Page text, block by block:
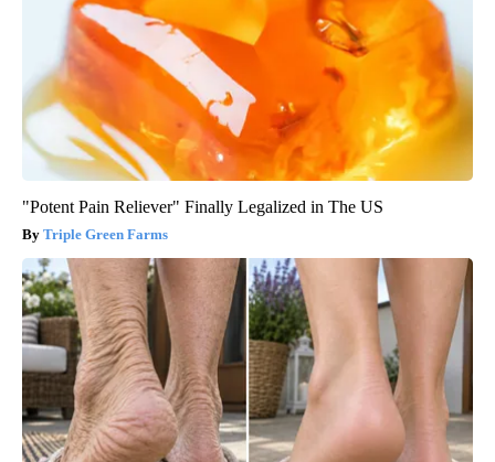
"Potent Pain Reliever" Finally Legalized in The US
Triple Green Farms